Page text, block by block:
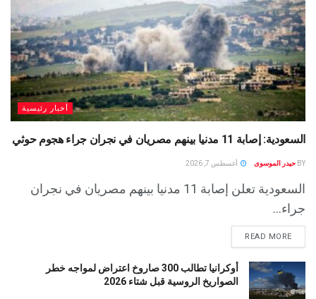
أخبار رئيسية
السعودية: إصابة 11 مدنيا بينهم مصريان في نجران جراء هجوم حوثي
BY حيدر الموسوى أغسطس 7, 2026
السعودية تعلن إصابة 11 مدنيا بينهم مصريان في نجران
جراء...
READ MORE
أوكرانيا تطالب 300 صاروخ اعتراض لمواجه خطر
الصواريخ الروسية قبل شتاء 2026